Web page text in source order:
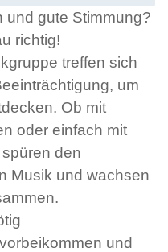
und gute Stimmung?
richtig!
treffen sich
um
Ob mit
oder einfach mit
den
Musik und wachsen
und